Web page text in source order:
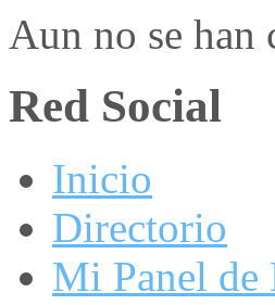
Aun no se han
Red Social
Inicio
Directorio
Mi Panel de